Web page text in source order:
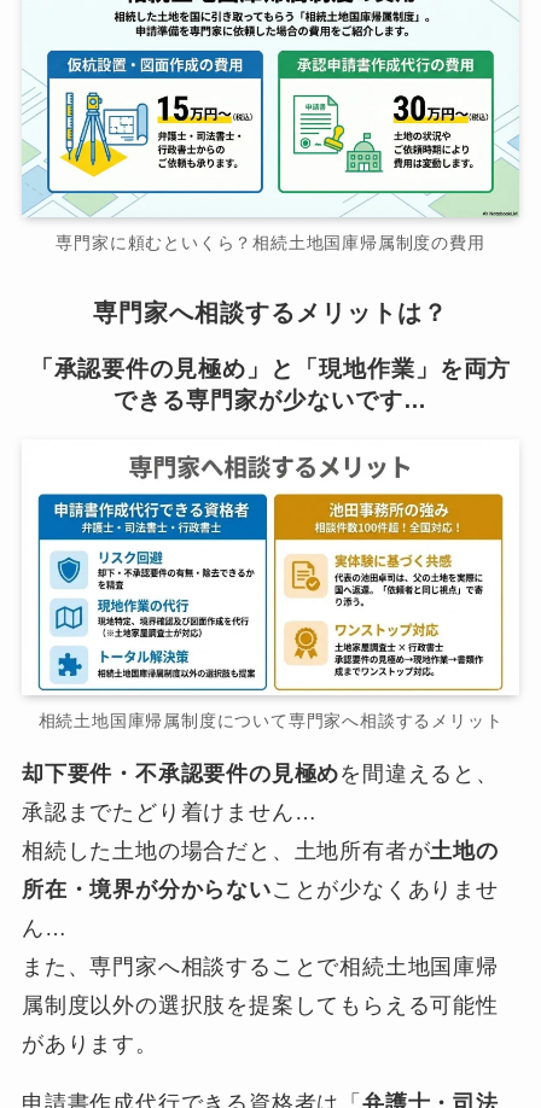
専門家に頼むといくら？相続土地国庫帰属制度の費用
専門家へ相談するメリットは？
「承認要件の見極め」と「現地作業」を両方
できる専門家が少ないです…
相続土地国庫帰属制度について専門家へ相談するメリット
却下要件・不承認要件の見極めを間違えると、
承認までたどり着けません…
相続した土地の場合だと、土地所有者が土地の
所在・境界が分からないことが少なくありませ
ん…
また、専門家へ相談することで相続土地国庫帰
属制度以外の選択肢を提案してもらえる可能性
があります。